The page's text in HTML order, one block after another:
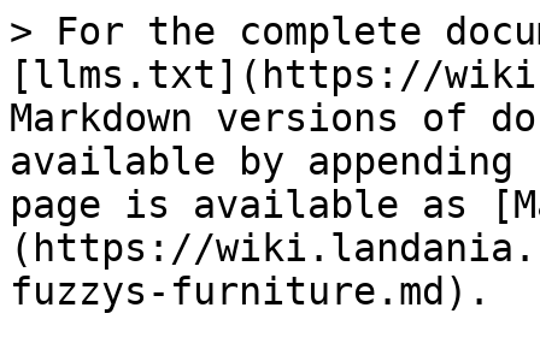
> For the complete
[llms.txt](https://
Markdown versions of
available by
page is available as
(https://
fuzzys-furniture.md).